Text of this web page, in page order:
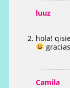
luuz
hola!
Camila